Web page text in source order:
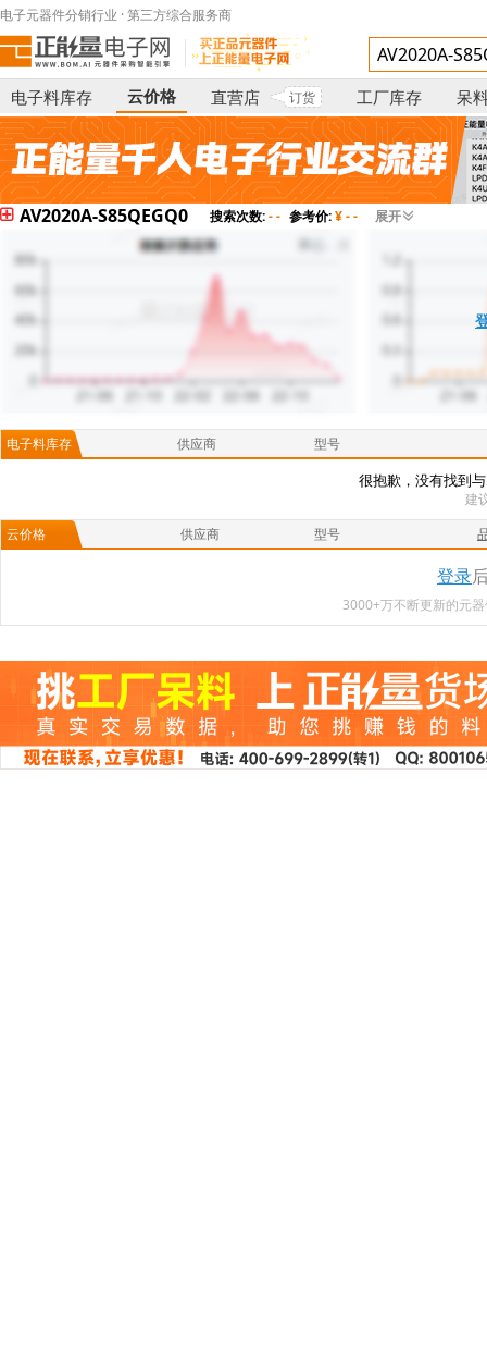
电子元器件分销行业 · 第三方综合服务商
电子料库存 云价格 直营店 订货 工厂库存 呆
AV2020A-S85QEGQ0 搜索次数:- - 参考价:¥ - - 展开
电子料库存 供应商 型号
很抱歉，没有找到
建
云价格
供应商 型号
登录
3000+万不断更新的元